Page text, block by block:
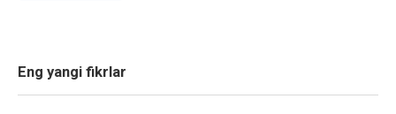
Eng yangi fikrlar